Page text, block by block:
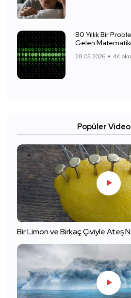
80 Yıllık Bir
Gelen
28.05.2026 4K
Popüler
Bir Limon ve Birkaç Çiviyle Ateş